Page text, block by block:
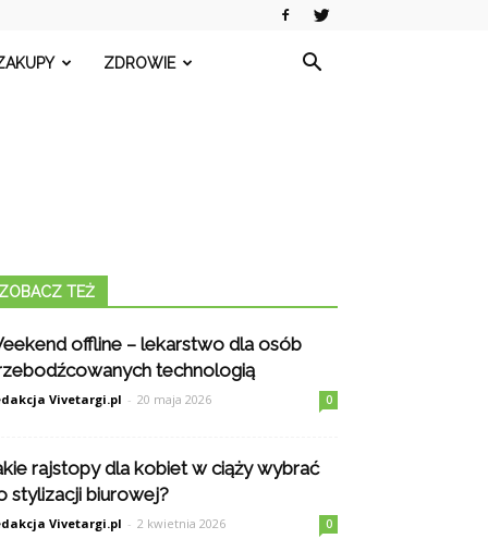
ZDROWIE
ZOBACZ TEŻ
offline – lekarstwo dla osób
technologią
Vivetargi.pl - 20 maja 2026 0
rajstopy dla kobiet w ciąży wybrać
stylizacji biurowej?
Vivetargi.pl - 2 kwietnia 2026 0